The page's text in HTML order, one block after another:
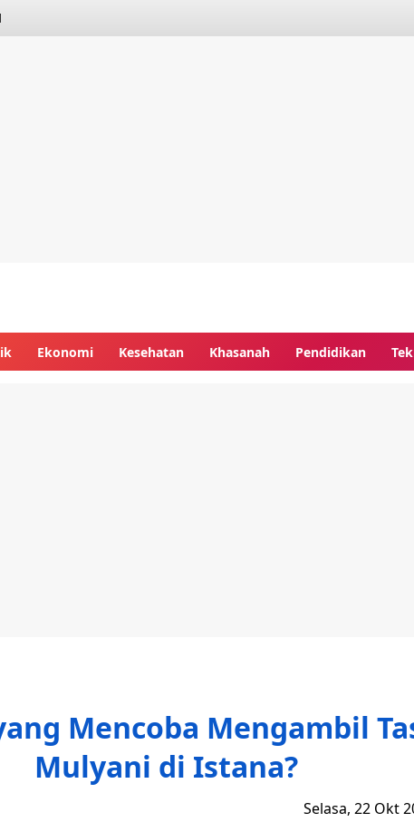
Ekonomi Kesehatan Khasanah Pendidikan
Mencoba Mengambil
Mulyani di Istana?
Selasa, 22 Okt